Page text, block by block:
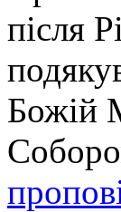
після
Божій